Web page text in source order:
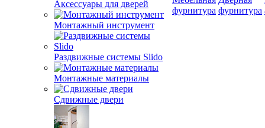
Аксессуары для дверей
Монтажный инструмент
Раздвижные системы Slido
Монтажные материалы
Сдвижные двери
фурнитура фурнитура